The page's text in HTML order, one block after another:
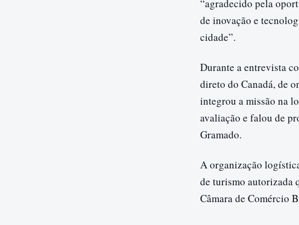
“agradecido pela
de inovação e
cidade”.
Durante a entrevista
direto do Canadá, de
integrou a missão na
avaliação e falou de
Gramado.
A organização
de turismo autorizada
Câmara de Comércio